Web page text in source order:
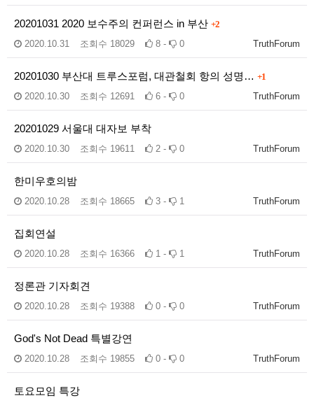
20201031 2020 보수주의 컨퍼런스 in 부산 +2
TruthForum
2020.10.31 조회수 18029 8 - 0
20201030 부산대 트루스포럼, 대관철회 항의 성명… +1
TruthForum
2020.10.30 조회수 12691 6 - 0
20201029 서울대 대자보 부착
TruthForum
2020.10.30 조회수 19611 2 - 0
한미우호의밤
TruthForum
2020.10.28 조회수 18665 3 - 1
집회연설
TruthForum
2020.10.28 조회수 16366 1 - 1
정론관 기자회견
TruthForum
2020.10.28 조회수 19388 0 - 0
God's Not Dead 특별강연
TruthForum
2020.10.28 조회수 19855 0 - 0
토요모임 특강